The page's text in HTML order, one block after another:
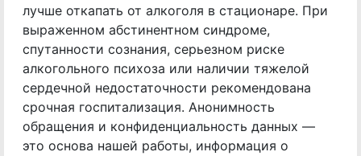
лучше откапать от алкоголя в стационаре. При
выраженном абстинентном синдроме,
спутанности сознания, серьезном риске
алкогольного психоза или наличии тяжелой
сердечной недостаточности рекомендована
срочная госпитализация. Анонимность
обращения и конфиденциальность данных —
это основа нашей работы, информация о